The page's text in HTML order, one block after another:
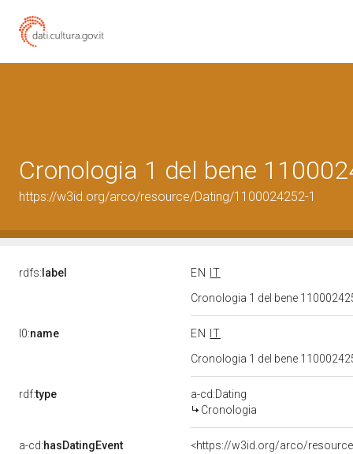
Cronologia 1 del bene
https://w3id.org/arco/resource/Dating/1100024252-1
rdfs: label EN
IT
Cronologia 1 del bene
l0:name EN
IT
Cronologia 1 del bene
rdf:type
a-cd:Dating
Cronologia
a-cd:hasDatingEvent
<https://w3id.org/arco/